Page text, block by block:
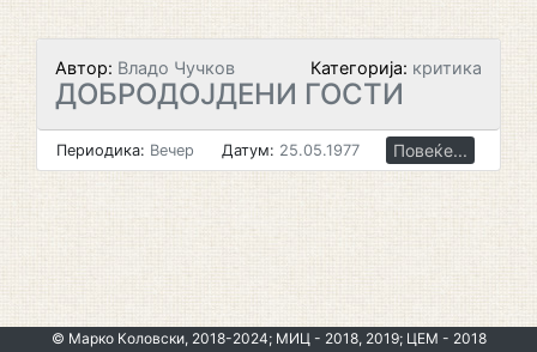
Автор: Владо Чучков Категорија: критика
ДОБРОДОЈДЕНИ ГОСТИ
Периодика: Вечер Датум: 25.05.1977 Повеќе...
© Марко Коловски, 2018-2024; МИЦ - 2018, 2019; ЦЕМ - 2018